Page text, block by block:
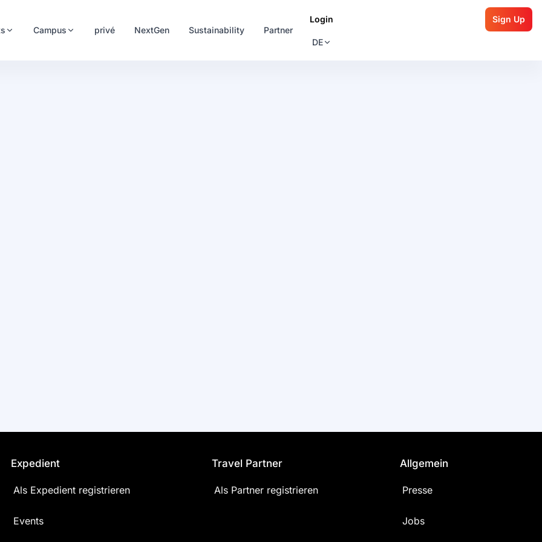
Campus privé NextGen Sustainability Partner
Login Sign Up
DE
Expedient
Als Expedient registrieren
Events
Travel Partner
Als Partner registrieren
Allgemein
Presse
Jobs